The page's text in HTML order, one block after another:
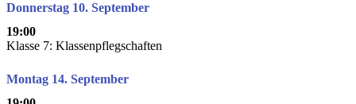
Donnerstag 10. September
19:00
Klasse 7: Klassenpflegschaften
Montag 14. September